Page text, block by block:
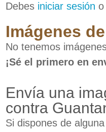
Debes iniciar sesión
Imágenes
No tenemos
¡Sé el primero en
Envía una
contra
Si dispones de